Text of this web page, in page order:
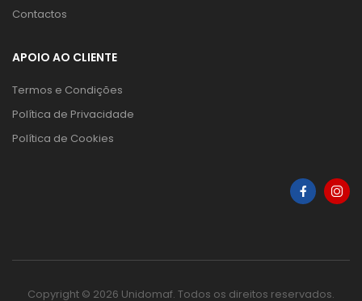
Contactos
APOIO AO CLIENTE
Termos e Condições
Política de Privacidade
Política de Cookies
Copyright © 2026 Unidomaf. Todos os direitos reservados.